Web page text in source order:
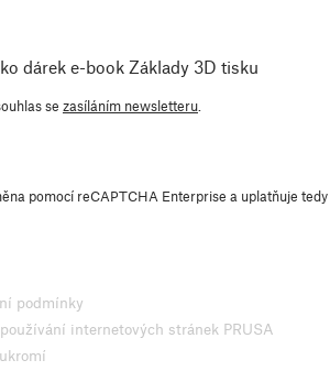
dárek e-book Základy 3D tisku
se zasíláním newsletteru
pomocí reCAPTCHA Enterprise a uplatňuje tedy
podmínky
internetových stránek PRUSA